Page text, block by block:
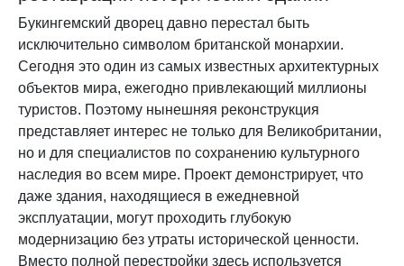
Букингемский дворец давно перестал быть
исключительно символом британской монархии.
Сегодня это один из самых известных архитектурных
объектов мира, ежегодно привлекающий миллионы
туристов. Поэтому нынешняя реконструкция
представляет интерес не только для Великобритании,
но и для специалистов по сохранению культурного
наследия во всем мире. Проект демонстрирует, что
даже здания, находящиеся в ежедневной
эксплуатации, могут проходить глубокую
модернизацию без утраты исторической ценности.
Вместо полной перестройки здесь используется